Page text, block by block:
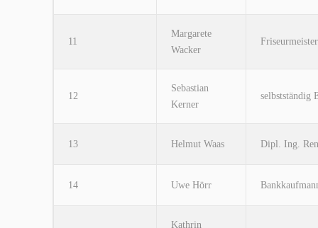
11
Margarete
Wacker
12
Sebastian
Kerner
selbstständig
13 Helmut Waas Dipl. Ing.
14 Uwe Hörr
Kathrin